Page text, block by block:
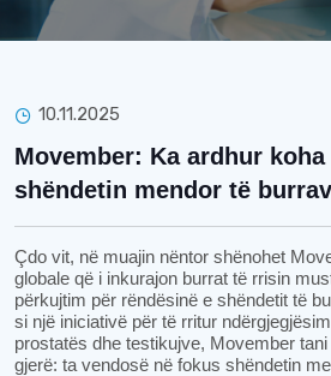
10.11.2025
Movember: Ka ardhur
shëndetin mendor të
Çdo vit, në muajin nëntor shënohet
globale që i inkurajon burrat të rrisin
përkujtim për rëndësinë e shëndetit të
si një iniciativë për të rritur
prostatës dhe testikujve, Movember
gjerë: ta vendosë në fokus shëndetin